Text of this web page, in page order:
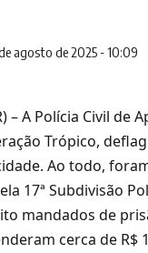
agosto de 2025 - 10:09
– A Polícia Civil de
Trópico,
Ao todo,
17ª Subdivisão
mandados de
cerca de